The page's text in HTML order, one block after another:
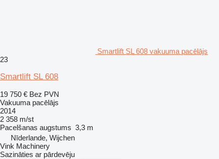
Smartlift SL 608 vakuuma pacēlājs
23
Smartlift SL 608
19 750 € Bez PVN
Vakuuma pacēlājs
2014
2 358 m/st
Pacelšanas augstums 3,3 m
Nīderlande, Wijchen
Vink Machinery
Sazināties ar pārdevēju